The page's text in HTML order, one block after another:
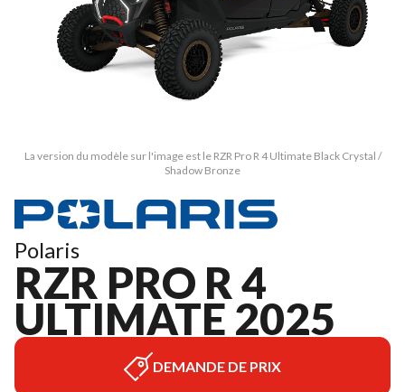
La version du modèle sur l'image est le RZR Pro R 4 Ultimate Black Crystal /
Shadow Bronze
Polaris
RZR PRO R 4
ULTIMATE 2025
DEMANDE DE PRIX